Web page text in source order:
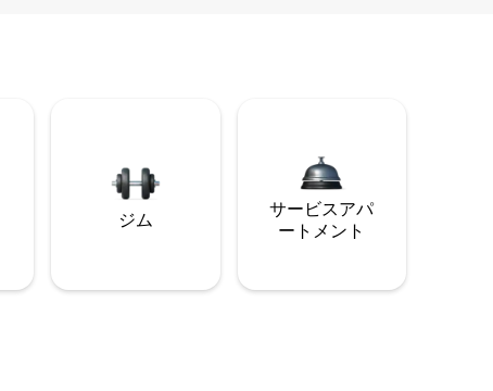
ジム
サービスアパ
ートメント